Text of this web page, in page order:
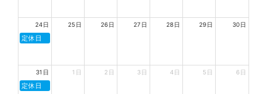
24日
定休日
25日 26日 27日 28日 29日 30日
31日
定休日
1日 2日 3日 4日 5日 6日